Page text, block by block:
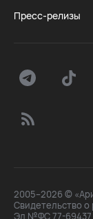
Пресс-релизы
2005–2026 ©
Свидетельство